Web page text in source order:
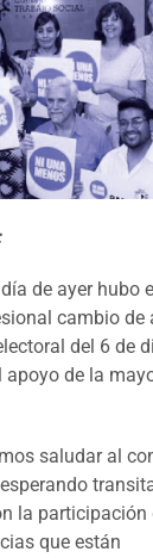
de ayer hubo
cambio de
del 6 de
apoyo de la
saludar al
la
que están